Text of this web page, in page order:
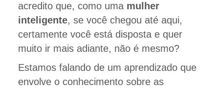
acredito que, como uma mulher
inteligente, se você chegou até aqui,
certamente você está disposta e quer
muito ir mais adiante, não é mesmo?
Estamos falando de um aprendizado que
envolve o conhecimento sobre as